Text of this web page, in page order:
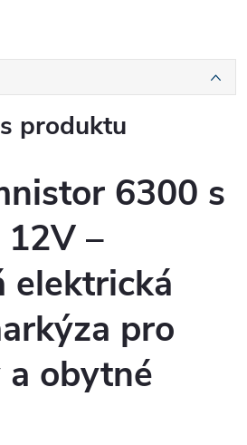
produktu
6300 s
–
elektrická
pro
a obytné